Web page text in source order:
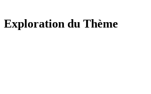
Exploration du Thème